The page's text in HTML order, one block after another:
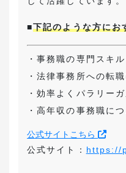
■下記のような方にお
・事務職の専門スキ
・法律事務所への転
・効率よくパラリー
・高年収の事務職につ
公式サイトこちら
公式サイト： https://